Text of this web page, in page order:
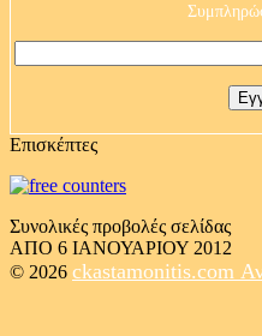
Επισκέπτες
Συνολικές προβολές σελίδας
ΑΠΟ 6 ΙΑΝΟΥΑΡΙΟΥ 2012
© 2026 ckastamonitis.com